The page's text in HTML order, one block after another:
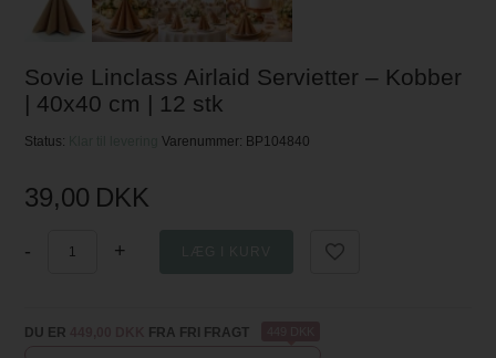
Sovie Linclass Airlaid Servietter – Kobber
| 40x40 cm | 12 stk
Status: Klar til leveringVarenummer: BP104840
39,00 DKK
- +
DU ER FRA FRI FRAGT